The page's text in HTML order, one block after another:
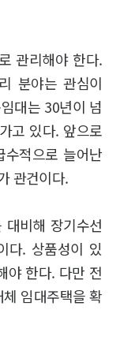
관리해야 한다.
분야는 관심이
대는 30년이 넘
고 있다. 앞으로
적으로 늘어난
관건이다.
비해 장기수선
다. 상품성이 있
야 한다. 다만 전
임대주택을 확